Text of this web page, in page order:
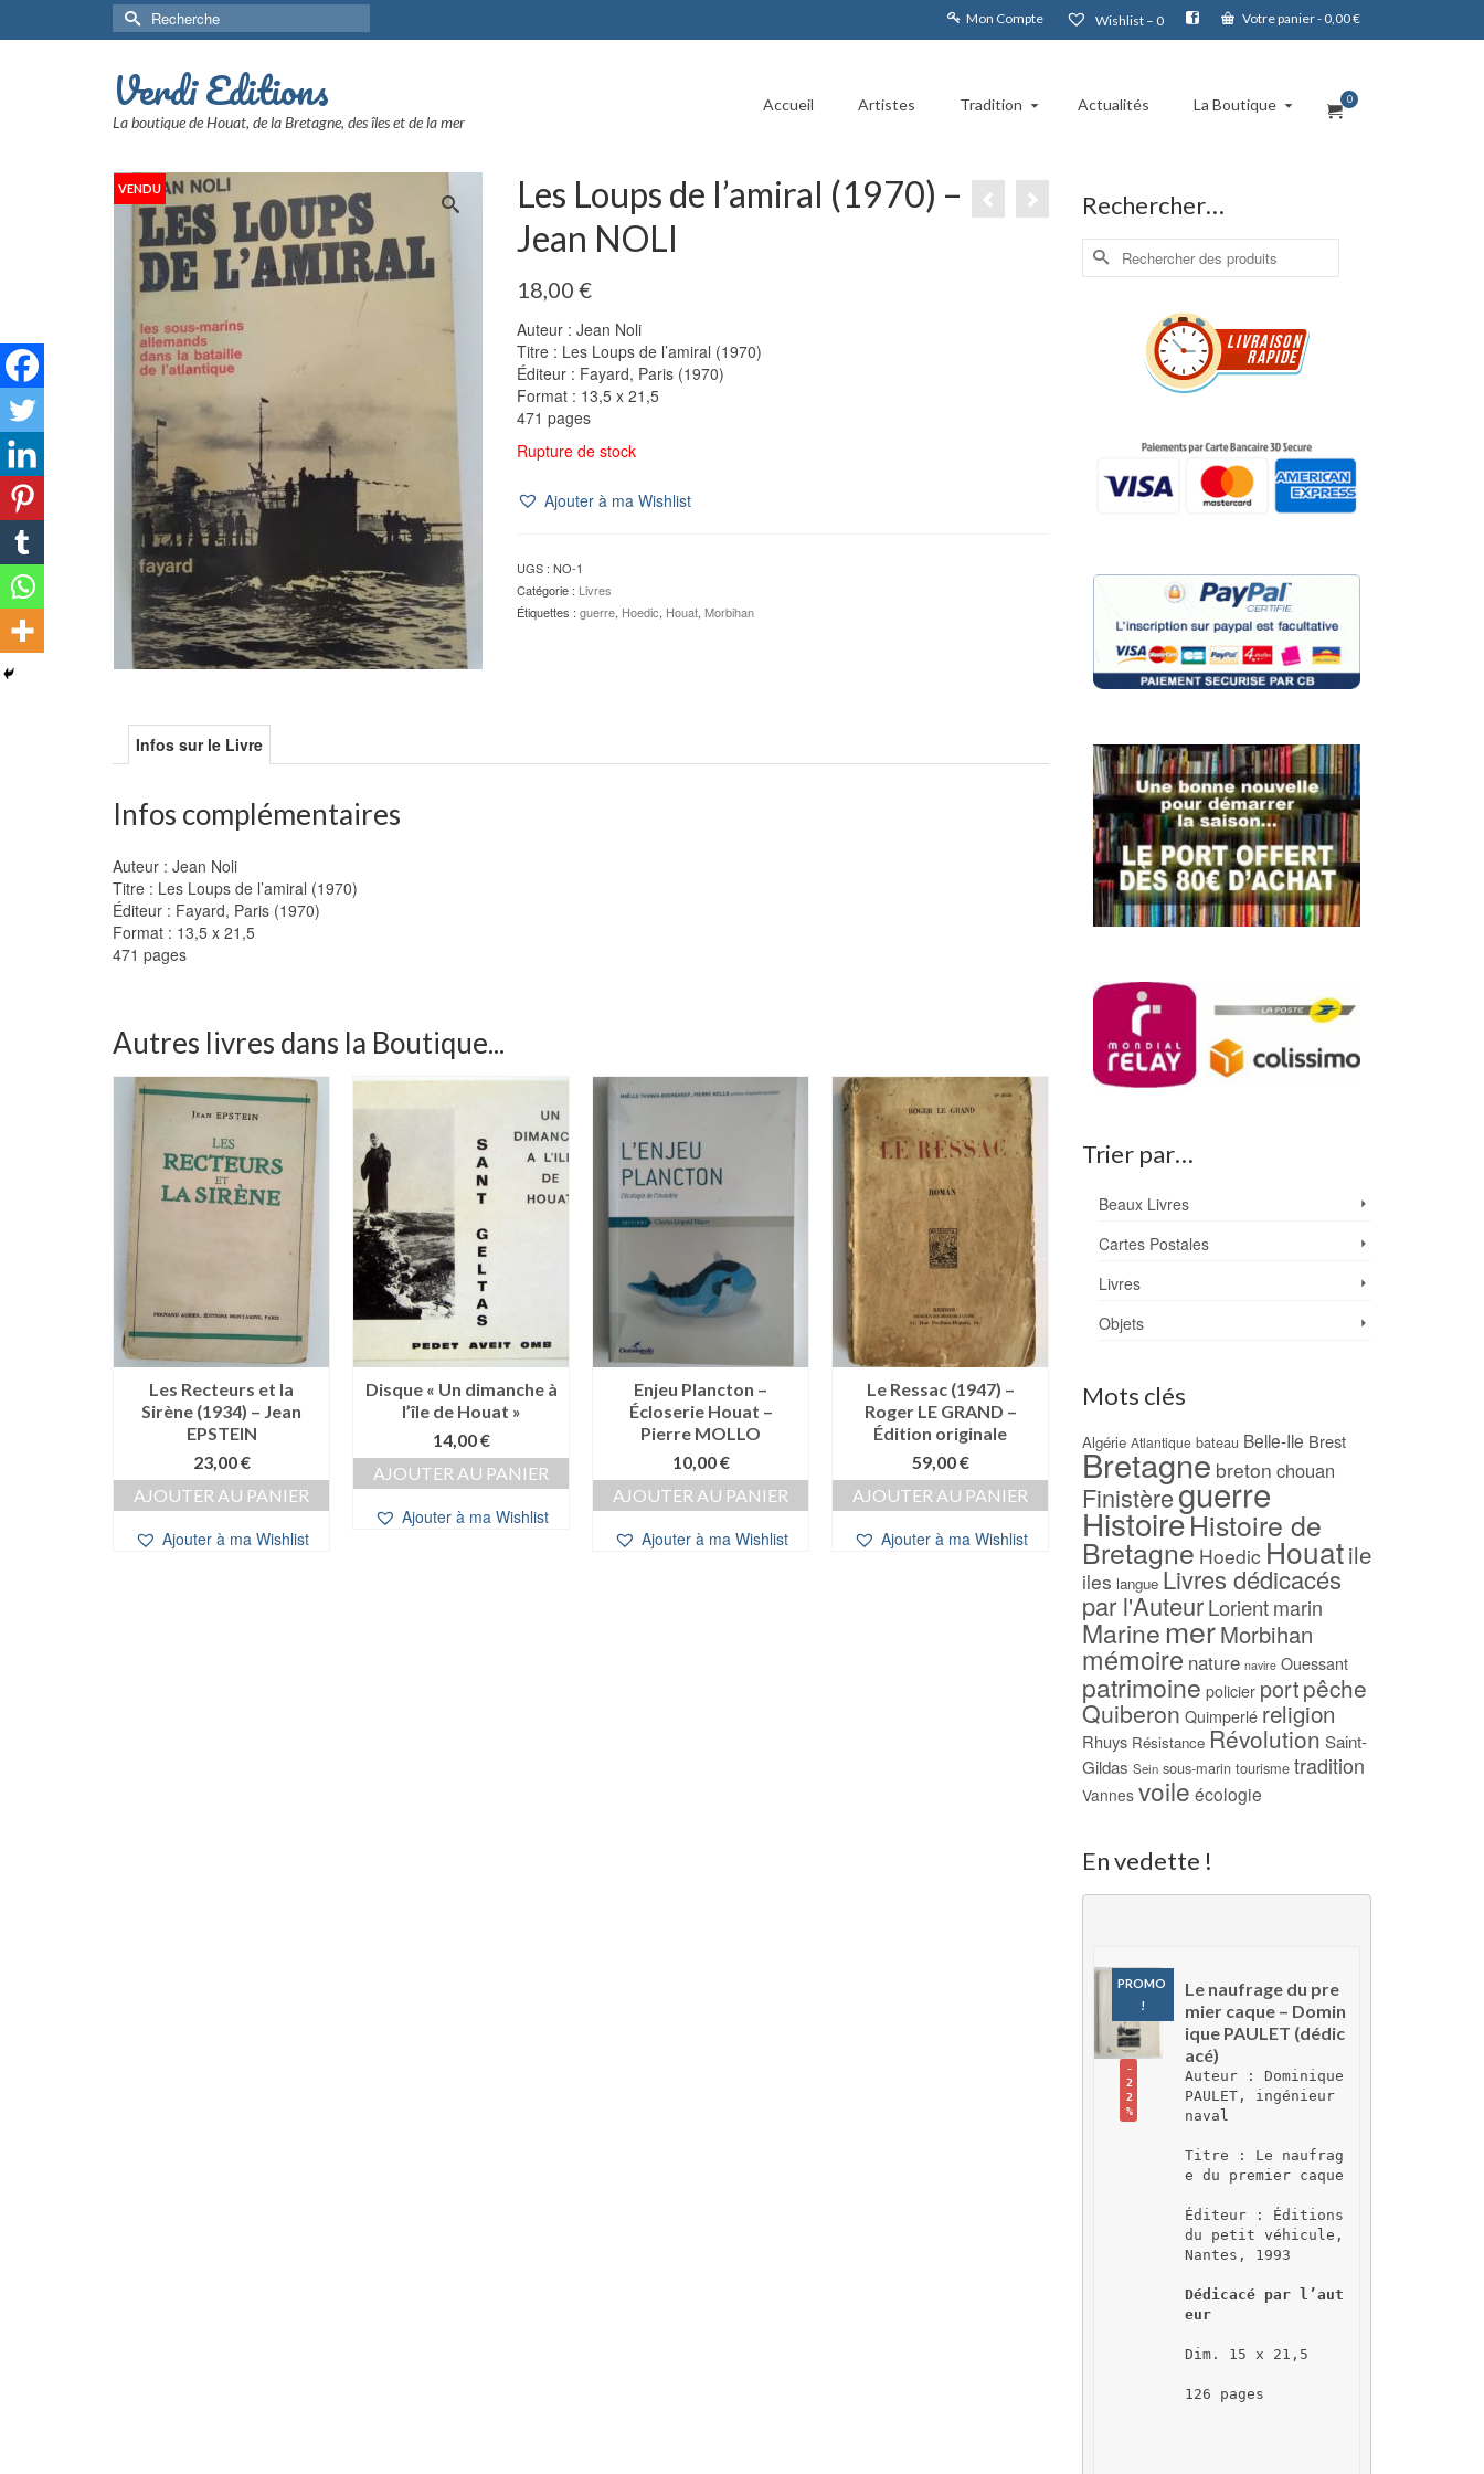
Mon Compte Wishlist – 0 Votre panier- 0,00€
Rechercher :
Verdi Editions
La boutique de Houat, de la Bretagne, des îles et de la mer
Accueil Artistes Tradition Actualités La Boutique 0
VENDU
Les Loups de l’amiral (1970) –
Jean NOLI
18,00 €
Auteur : Jean Noli
Titre : Les Loups de l’amiral (1970)
Éditeur : Fayard, Paris (1970)
Format : 13,5 x 21,5
471 pages
Rupture de stock
Ajouter à ma Wishlist
UGS : NO-1
Catégorie : Livres
Étiquettes : guerre, Hoedic, Houat, Morbihan
Infos sur le Livre
Infos complémentaires
Auteur : Jean Noli
Titre : Les Loups de l’amiral (1970)
Éditeur : Fayard, Paris (1970)
Format : 13,5 x 21,5
471 pages
Autres livres dans la Boutique...
Les Recteurs et la
Sirène (1934) – Jean
EPSTEIN
23,00€
AJOUTER AU PANIER
Ajouter à ma Wishlist
Disque « Un dimanche à
l’île de Houat »
14,00€
AJOUTER AU PANIER
Ajouter à ma Wishlist
Enjeu Plancton –
Écloserie Houat –
Pierre MOLLO
10,00€
AJOUTER AU PANIER
Ajouter à ma Wishlist
Le Ressac (1947) –
Roger LE GRAND –
Édition originale
59,00€
AJOUTER AU PANIER
Ajouter à ma Wishlist
Tableau Art et Marine
« Houat » liège (1988) –
André BEAUSCHÈNE
250,00€
AJOUTER AU PANIER
Ajouter à ma Wishlist
Abbé J.M.
Rechercher…
Rechercher :
Trier par…
Beaux Livres
Cartes Postales
Livres
Objets
Mots clés
Algérie Atlantique bateau Belle-Ile Brest
Bretagne breton chouan
Finistèreguerre
HistoireHistoire de
Bretagne Hoedic Houatile
iles langue Livres dédicacés
par l'Auteur Lorient marin
Marine merMorbihan
mémoire nature navire Ouessant
patrimoine policier portpêche
Quiberon Quimperlé religion
Rhuys Résistance Révolution Saint-
Gildas Sein sous-marin tourisme tradition
Vannes voile écologie
En vedette !
PROMO
!
-
2
2
%
Le naufrage du pre
mier caque – Domin
ique PAULET (dédic
acé)
Auteur : Dominique
PAULET, ingénieur
naval
Titre : Le naufrag
e du premier caque
Éditeur : Éditions
du petit véhicule,
Nantes, 1993
Dédicacé par l’aut
eur
Dim. 15 x 21,5
126 pages